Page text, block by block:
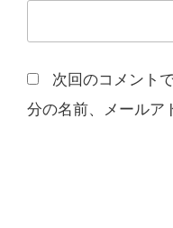
次回のコメント
分の名前、メールア